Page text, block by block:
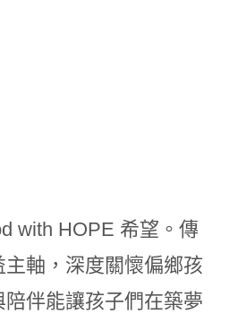
with HOPE 希望。傳
軸，深度關懷偏鄉孩
伴能讓孩子們在築夢